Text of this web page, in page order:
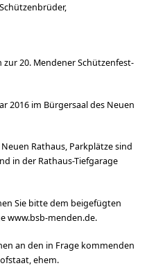
20. Mendener Schützenfest-
2016 im Bürgersaal des Neuen
Rathaus, Parkplätze sind
in der Rathaus-Tiefgarage
Sie bitte dem beigefügten
www.bsb-menden.de.
an den in Frage kommenden
ehem.